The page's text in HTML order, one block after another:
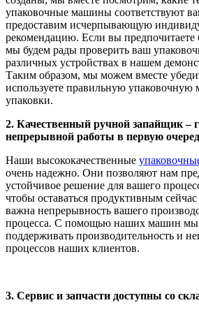
упаковочные машины соответствуют
предоставим исчерпывающую
рекомендацию. Если вы предпочитаете
мы будем рады проверить ваш
различных устройствах в нашем
Таким образом, мы можем вместе
используете правильную упаковочную
упаковки.
2. Качественный ручной запайщик –
непрерывной работы в первую
Наши высококачественные
очень надежно. Они позволяют нам
устойчивое решение для вашего
чтобы оставаться продуктивным
важна непрерывность вашего
процесса. С помощью наших машин мы
поддерживать производительность и
процессов наших клиентов.
3. Сервис и запчасти доступны со